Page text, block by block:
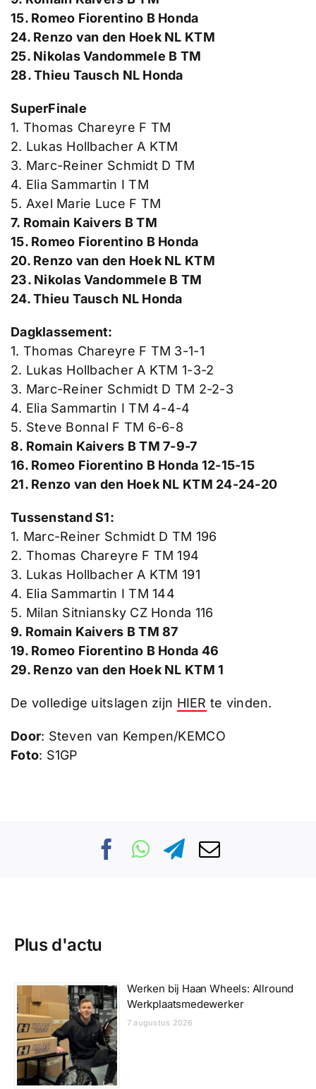
15. Romeo Fiorentino B Honda
24. Renzo van den Hoek NL KTM
25. Nikolas Vandommele B TM
28. Thieu Tausch NL Honda
SuperFinale
1. Thomas Chareyre F TM
2. Lukas Hollbacher A KTM
3. Marc-Reiner Schmidt D TM
4. Elia Sammartin I TM
5. Axel Marie Luce F TM
7. Romain Kaivers B TM
15. Romeo Fiorentino B Honda
20. Renzo van den Hoek NL KTM
23. Nikolas Vandommele B TM
24. Thieu Tausch NL Honda
Dagklassement:
1. Thomas Chareyre F TM 3-1-1
2. Lukas Hollbacher A KTM 1-3-2
3. Marc-Reiner Schmidt D TM 2-2-3
4. Elia Sammartin I TM 4-4-4
5. Steve Bonnal F TM 6-6-8
8. Romain Kaivers B TM 7-9-7
16. Romeo Fiorentino B Honda 12-15-15
21. Renzo van den Hoek NL KTM 24-24-20
Tussenstand S1:
1. Marc-Reiner Schmidt D TM 196
2. Thomas Chareyre F TM 194
3. Lukas Hollbacher A KTM 191
4. Elia Sammartin I TM 144
5. Milan Sitniansky CZ Honda 116
9. Romain Kaivers B TM 87
19. Romeo Fiorentino B Honda 46
29. Renzo van den Hoek NL KTM 1
De volledige uitslagen zijn HIER te vinden.
Door: Steven van Kempen/KEMCO
Foto: S1GP
Plus d'actu
Werken bij Haan Wheels: Allround
Werkplaatsmedewerker
7 augustus 2026